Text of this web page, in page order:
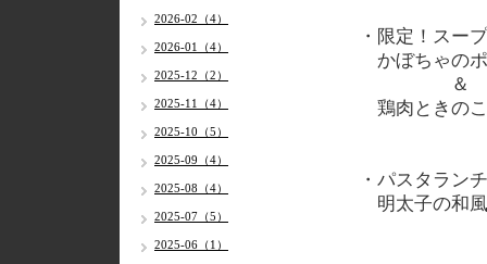
・限定！スー
かぼちゃの
＆
鶏肉ときの
・パスタランチ
明太子の和
2026-02（4）
2026-01（4）
2025-12（2）
2025-11（4）
2025-10（5）
2025-09（4）
2025-08（4）
2025-07（5）
2025-06（1）